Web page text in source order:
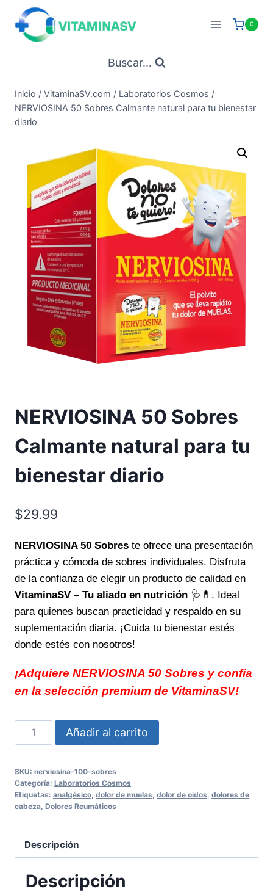
Saltar
contenido
0
Buscar...
Inicio / VitaminaSV.com / Laboratorios Cosmos /
NERVIOSINA 50 Sobres Calmante natural para tu bienestar
diario
NERVIOSINA 50 Sobres
Calmante natural para tu
bienestar diario
$29.99
NERVIOSINA 50 Sobres te ofrece una presentación
práctica y cómoda de sobres individuales. Disfruta
de la confianza de elegir un producto de calidad en
VitaminaSV – Tu aliado en nutrición 🩺💊. Ideal
para quienes buscan practicidad y respaldo en su
suplementación diaria. ¡Cuida tu bienestar estés
donde estés con nosotros!
¡Adquiere NERVIOSINA 50 Sobres y confía
en la selección premium de VitaminaSV!
NERVIOSINA
50
Calmante
natural
para
bienestar
diario
cantidad
Añadir al carrito
SKU: nerviosina-100-sobres
Categoría: Laboratorios Cosmos
Etiquetas: analgésico dolor de muelas dolor de oidos dolores de
cabeza Dolores Reumáticos
Descripción
Descripción